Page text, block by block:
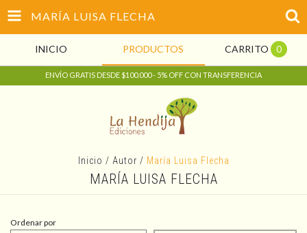
MARÍA LUISA FLECHA
INICIO PRODUCTOS CARRITO 0
ENVÍO GRATIS DESDE $100.000 - 5% OFF CON TRANSFERENCIA
Inicio / Autor / María Luisa Flecha
MARÍA LUISA FLECHA
Ordenar por